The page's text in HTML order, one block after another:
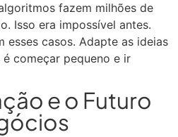
fazem milhões de
Isso era impossível antes.
esses casos. Adapte as ideias
começar pequeno e ir
e o Futuro